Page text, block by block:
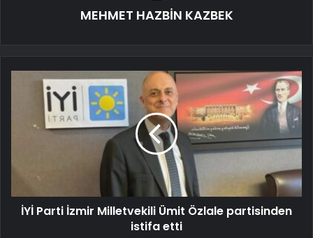
MEHMET HAZBİN KAZBEK
İYİ Parti İzmir Milletvekili Ümit Özlale partisinden
istifa etti